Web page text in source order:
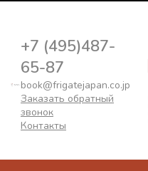
+7 (495)487-
65-87
book@frigatejapan.co.jp
Заказать обратный
звонок
Контакты